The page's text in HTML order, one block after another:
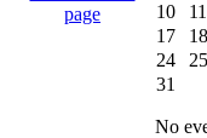
10
11
17
18
24
25
31
No